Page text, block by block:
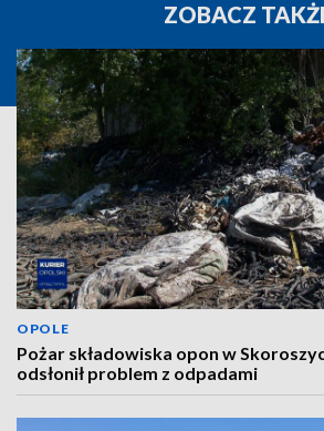
ZOBACZ
OPOLE
Pożar składowiska opon w
odsłonił problem z odpadami